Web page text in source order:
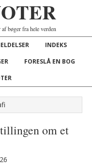
bøger fra hele verden
INDEKS
FORESLÅ EN BOG
om et